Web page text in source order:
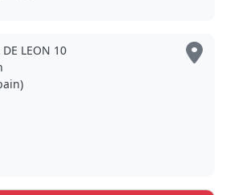
DE LEON 10